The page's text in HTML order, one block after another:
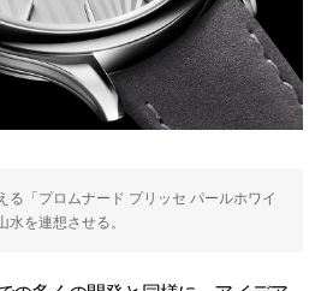
る「プロムナード プリッセ パールホワイ
水を連想させる。